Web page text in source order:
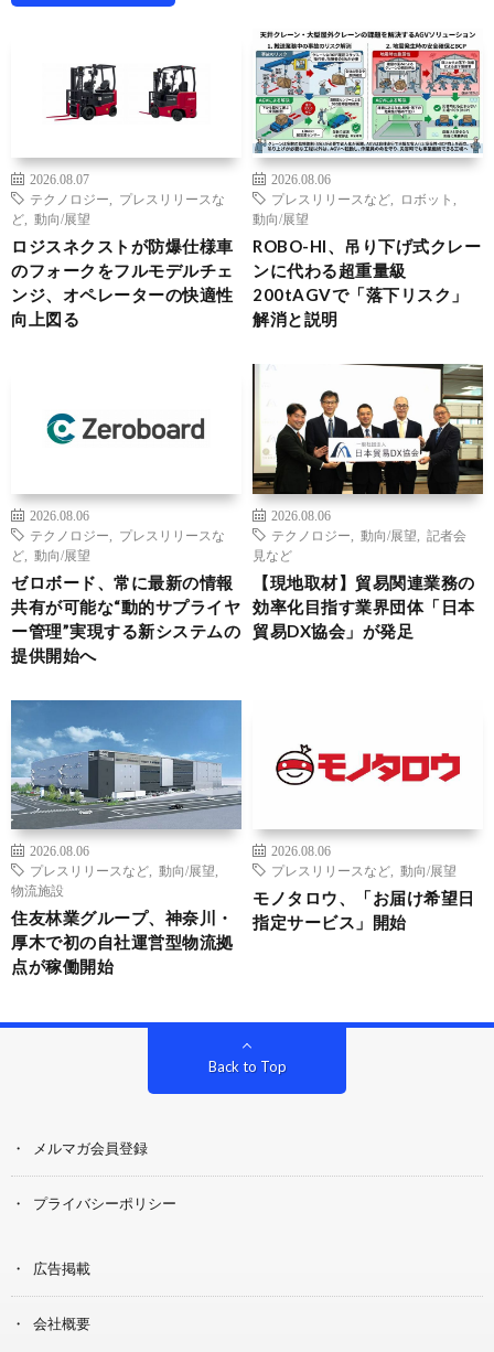
2026.08.07
テクノロジー
プレスリリースな
ど
動向/展望
ロジスネクストが防爆仕様車
のフォークをフルモデルチェ
ンジ、オペレーターの快適性
向上図る
2026.08.06
プレスリリースなど
ロボット
動向/展望
ROBO-HI、吊り下げ式クレー
ンに代わる超重量級
200tAGVで「落下リスク」
解消と説明
2026.08.06
テクノロジー
プレスリリースな
ど
動向/展望
ゼロボード、常に最新の情報
共有が可能な“動的サプライヤ
ー管理”実現する新システムの
提供開始へ
2026.08.06
テクノロジー
動向/展望
記者会
見など
【現地取材】貿易関連業務の
効率化目指す業界団体「日本
貿易DX協会」が発足
2026.08.06
プレスリリースなど
動向/展望
物流施設
住友林業グループ、神奈川・
厚木で初の自社運営型物流拠
点が稼働開始
2026.08.06
プレスリリースなど
動向/展望
モノタロウ、「お届け希望日
指定サービス」開始
Back to Top
メルマガ会員登録
プライバシーポリシー
広告掲載
会社概要